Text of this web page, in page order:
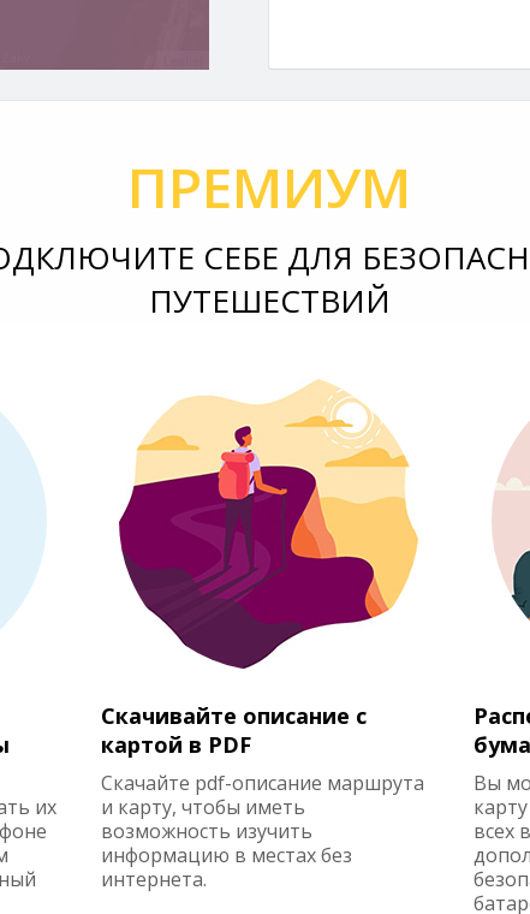
ПРЕМИУМ
СЕБЕ ДЛЯ
ПУТЕШЕСТВИЙ
их
Скачивайте описание с
картой в PDF
Скачайте pdf-описание маршрута
и карту, чтобы иметь
возможность изучить
информацию в местах без
интернета.
Вы
всех